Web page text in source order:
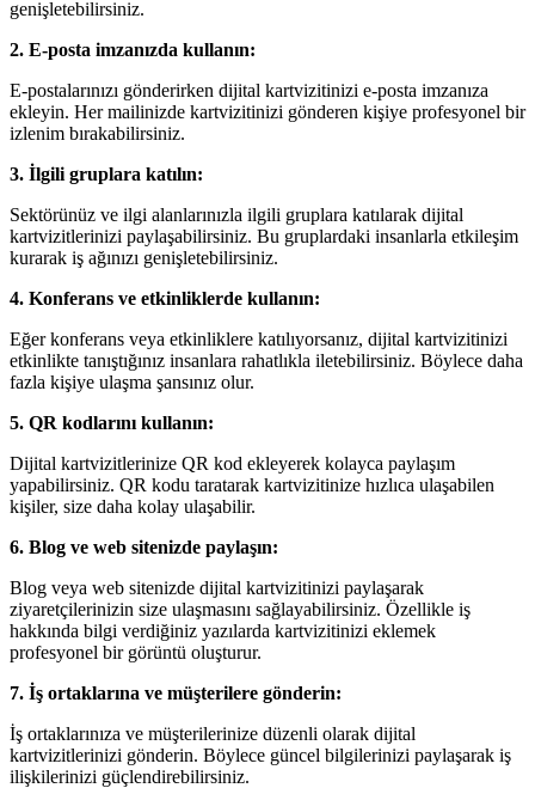
genişletebilirsiniz.
2. E-posta imzanızda kullanın:
E-postalarınızı gönderirken dijital kartvizitinizi e-posta imzanıza
ekleyin. Her mailinizde kartvizitinizi gönderen kişiye profesyonel bir
izlenim bırakabilirsiniz.
3. İlgili gruplara katılın:
Sektörünüz ve ilgi alanlarınızla ilgili gruplara katılarak dijital
kartvizitlerinizi paylaşabilirsiniz. Bu gruplardaki insanlarla etkileşim
kurarak iş ağınızı genişletebilirsiniz.
4. Konferans ve etkinliklerde kullanın:
Eğer konferans veya etkinliklere katılıyorsanız, dijital kartvizitinizi
etkinlikte tanıştığınız insanlara rahatlıkla iletebilirsiniz. Böylece daha
fazla kişiye ulaşma şansınız olur.
5. QR kodlarını kullanın:
Dijital kartvizitlerinize QR kod ekleyerek kolayca paylaşım
yapabilirsiniz. QR kodu taratarak kartvizitinize hızlıca ulaşabilen
kişiler, size daha kolay ulaşabilir.
6. Blog ve web sitenizde paylaşın:
Blog veya web sitenizde dijital kartvizitinizi paylaşarak
ziyaretçilerinizin size ulaşmasını sağlayabilirsiniz. Özellikle iş
hakkında bilgi verdiğiniz yazılarda kartvizitinizi eklemek
profesyonel bir görüntü oluşturur.
7. İş ortaklarına ve müşterilere gönderin:
İş ortaklarınıza ve müşterilerinize düzenli olarak dijital
kartvizitlerinizi gönderin. Böylece güncel bilgilerinizi paylaşarak iş
ilişkilerinizi güçlendirebilirsiniz.